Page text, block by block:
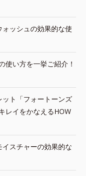
ォッシュの効果的な使
使い方を一挙ご紹介！
ット「フォートーンズ
レイをかなえるHOW
イスチャーの効果的な